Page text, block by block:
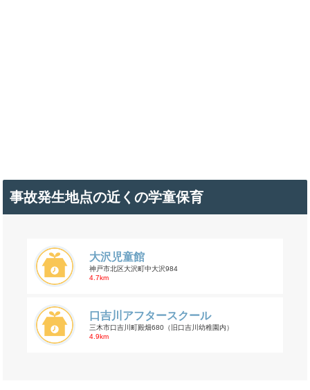
事故発生地点の近くの学童保育
大沢児童館
神戸市北区大沢町中大沢984
4.7km
口吉川アフタースクール
三木市口吉川町殿畑680（旧口吉川幼稚園内）
4.9km